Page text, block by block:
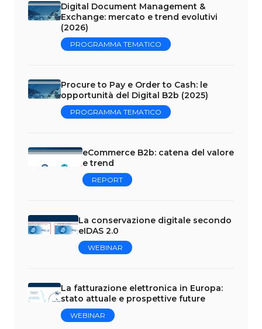
Digital Document Management &
Exchange: mercato e trend evolutivi
(2026)
PROGRAMMA TEMATICO
Procure to Pay e Order to Cash: le
opportunità del Digital B2b (2025)
PROGRAMMA TEMATICO
eCommerce B2b: catena del valore
e trend
REPORT
La conservazione digitale secondo
eIDAS 2.0
WEBINAR
La fatturazione elettronica in Europa:
stato attuale e prospettive future
WEBINAR